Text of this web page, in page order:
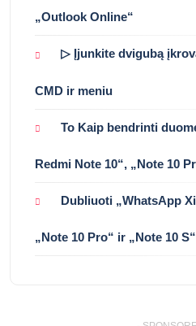
„Outlook Online“
▷ Įjunkite dvigubą
CMD ir meniu
To Kaip bendrinti
Redmi Note 10“, „Note 10
Dubliuoti „WhatsApp
„Note 10 Pro“ ir „Note 10 S“